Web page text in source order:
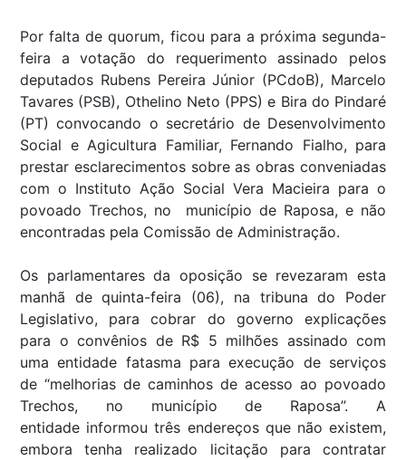
Por falta de quorum, ficou para a próxima segunda-
feira a votação do requerimento assinado pelos
deputados Rubens Pereira Júnior (PCdoB), Marcelo
Tavares (PSB), Othelino Neto (PPS) e Bira do Pindaré
(PT) convocando o secretário de Desenvolvimento
Social e Agicultura Familiar, Fernando Fialho, para
prestar esclarecimentos sobre as obras conveniadas
com o Instituto Ação Social Vera Macieira para o
povoado Trechos, no município de Raposa, e não
encontradas pela Comissão de Administração.
Os parlamentares da oposição se revezaram esta
manhã de quinta-feira (06), na tribuna do Poder
Legislativo, para cobrar do governo explicações
para o convênios de R$ 5 milhões assinado com
uma entidade fatasma para execução de serviços
de “melhorias de caminhos de acesso ao povoado
Trechos, no município de Raposa”. A
entidade informou três endereços que não existem,
embora tenha realizado licitação para contratar